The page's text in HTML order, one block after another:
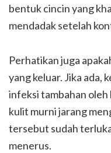
bentuk cincin yang
mendadak setelah
Perhatikan juga
yang keluar. Jika ada,
infeksi tambahan
kulit murni jarang
tersebut sudah
menerus.